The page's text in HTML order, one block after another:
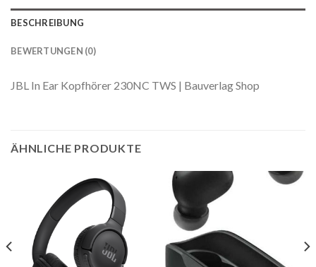
BESCHREIBUNG
BEWERTUNGEN (0)
JBL In Ear Kopfhörer 230NC TWS | Bauverlag Shop
ÄHNLICHE PRODUKTE